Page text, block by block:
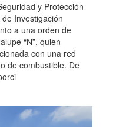
y Protección
Investigación
a una orden de
“N”, quien
con una red
de combustible. De